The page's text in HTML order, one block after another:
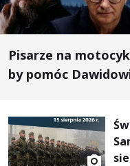
Pisarze na
by pomóc